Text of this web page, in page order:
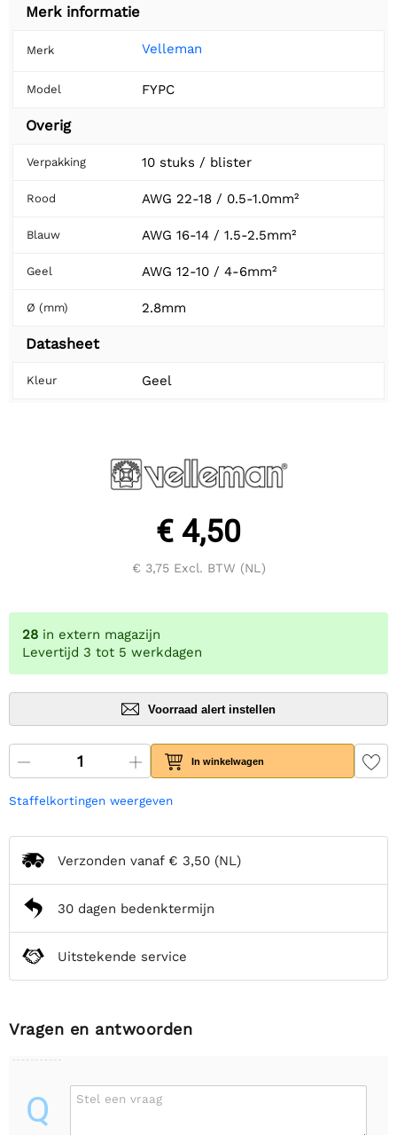
Merk informatie
Merk Velleman
Model FYPC
Overig
Verpakking 10 stuks / blister
Rood AWG 22-18 / 0.5-1.0mm²
Blauw AWG 16-14 / 1.5-2.5mm²
Geel AWG 12-10 / 4-6mm²
Ø (mm) 2.8mm
Datasheet
Kleur Geel
€ 4,50
€ 3,75Excl. BTW (NL)
28 in extern magazijn
Levertijd 3 tot 5 werkdagen
Voorraad alert instellen
In winkelwagen
Staffelkortingen weergeven
Verzonden vanaf € 3,50 (NL)
30 dagen bedenktermijn
Uitstekende service
Vragen en antwoorden
Q Stel een vraag